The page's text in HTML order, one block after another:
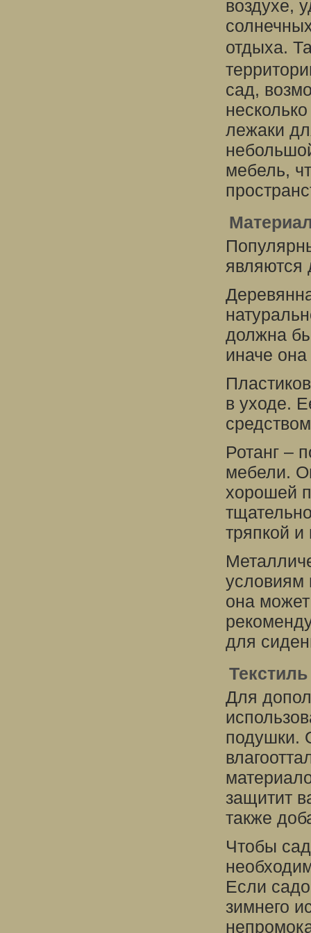
воздухе,
отдыха.
сад,
лежаки
мебель,
являются
должна
иначе
в уходе.
Ротанг –
мебели.
хорошей
тряпкой
условиям
она
для
Для
подушки.
защитит
также
Чтобы
Если
зимнего